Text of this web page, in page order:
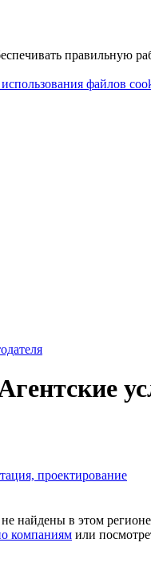
правильную
файлов
проектирование
найдены в этом
компаниям или